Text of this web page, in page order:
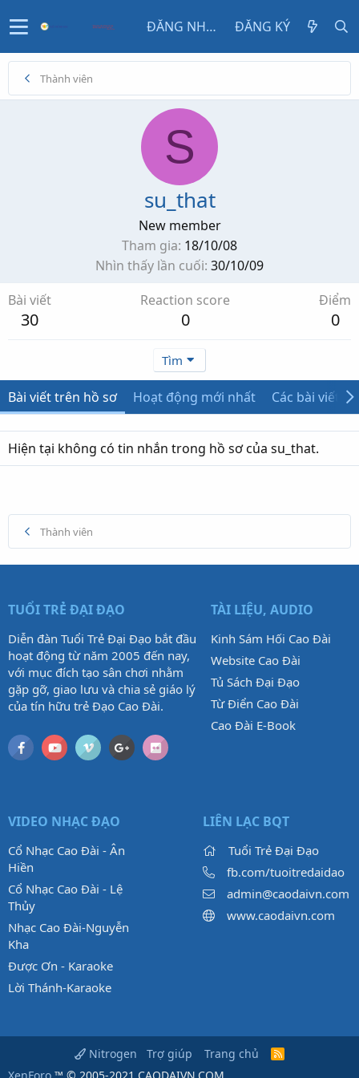
ĐĂNG NHẬP ĐĂNG KÝ
Thành viên
S
su_that
New member
Tham gia 18/10/08
Nhìn thấy lần cuối 30/10/09
Bài viết
30
Reaction score
0
Điểm
0
Tìm
Bài viết trên hồ sơ Hoạt động mới nhất Các bài viết
Hiện tại không có tin nhắn trong hồ sơ của su_that.
Thành viên
TUỔI TRẺ ĐẠI ĐẠO
Diễn đàn Tuổi Trẻ Đại Đạo bắt đầu
hoạt động từ năm 2005 đến nay,
với mục đích tạo sân chơi nhằm
gặp gỡ, giao lưu và chia sẻ giáo lý
của tín hữu trẻ Đạo Cao Đài.
TÀI LIỆU, AUDIO
Kinh Sám Hối Cao Đài
Website Cao Đài
Tủ Sách Đại Đạo
Từ Điển Cao Đài
Cao Đài E-Book
VIDEO NHẠC ĐẠO
Cổ Nhạc Cao Đài - Ân
Hiền
Cổ Nhạc Cao Đài - Lệ
Thủy
Nhạc Cao Đài-Nguyễn
Kha
Được Ơn - Karaoke
Lời Thánh-Karaoke
LIÊN LẠC BQT
Tuổi Trẻ Đại Đạo
fb.com/tuoitredaidao
admin@caodaivn.com
www.caodaivn.com
Nitrogen Trợ giúp Trang chủ
R